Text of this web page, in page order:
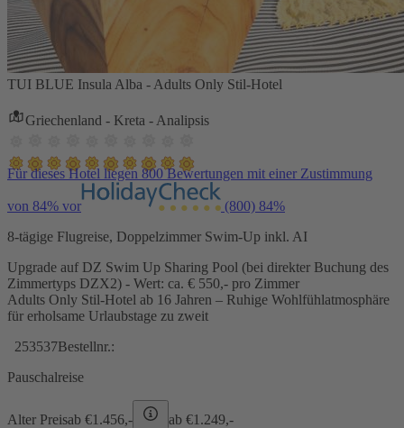
TUI BLUE Insula Alba - Adults Only Stil-Hotel
Griechenland - Kreta - Analipsis
Für dieses Hotel liegen 800 Bewertungen mit einer Zustimmung
von 84% vor (800) 84%
8-tägige Flugreise, Doppelzimmer Swim-Up inkl. AI
Upgrade auf DZ Swim Up Sharing Pool (bei direkter Buchung des
Zimmertyps DZX2) - Wert: ca. € 550,- pro Zimmer
Adults Only Stil-Hotel ab 16 Jahren – Ruhige Wohlfühlatmosphäre
für erholsame Urlaubstage zu zweit
253537Bestellnr.:
Pauschalreise
Alter Preisab €1.456,- ab €1.249,-